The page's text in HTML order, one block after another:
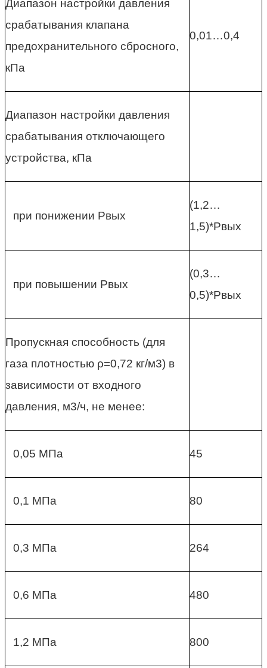
Диапазон настройки давления
срабатывания клапана
предохранительного сбросного,
кПа
0,01…0,4
Диапазон настройки давления
срабатывания отключающего
устройства, кПа
при понижении Рвых
(1,2…
1,5)*Рвых
при повышении Рвых
(0,3…
0,5)*Рвых
Пропускная способность (для
газа плотностью ρ=0,72 кг/м3) в
зависимости от входного
давления, м3/ч, не менее:
0,05 МПа 45
0,1 МПа 80
0,3 МПа 264
0,6 МПа 480
1,2 МПа 800